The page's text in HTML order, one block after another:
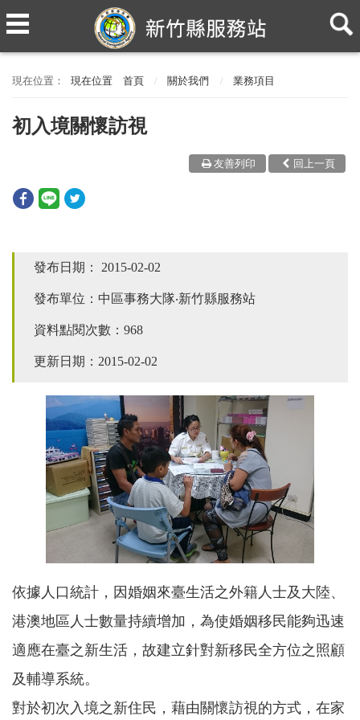
現在位置 首頁 關於我們 業務項目
初入境關懷訪視
回上一頁
友善列印
發布日期： 2015-02-02
發布單位：中區事務大隊‧新竹縣服務站
資料點閱次數：968
更新日期：2015-02-02
依據人口統計，因婚姻來臺生活之外籍人士及大陸、
港澳地區人士數量持續增加，為使婚姻移民能夠迅速
適應在臺之新生活，故建立針對新移民全方位之照顧
及輔導系統。
對於初次入境之新住民，藉由關懷訪視的方式，在家